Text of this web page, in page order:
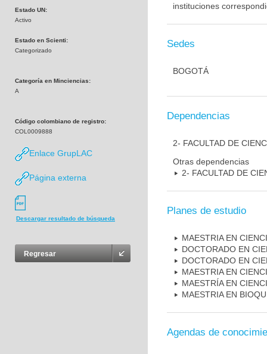
Estado UN:
Activo
Estado en Scienti:
Categorizado
Categoría en Minciencias:
A
Código colombiano de registro:
COL0009888
Enlace GrupLAC
Página externa
Descargar resultado de búsqueda
Regresar
instituciones
Sedes
BOGOTÁ
Dependencias
2- FACULTAD DE
Otras dependencias
2- FACULTAD DE
Planes de estudio
MAESTRIA EN
DOCTORADO EN
DOCTORADO EN
MAESTRIA EN
MAESTRÍA EN
MAESTRIA EN
Agendas de